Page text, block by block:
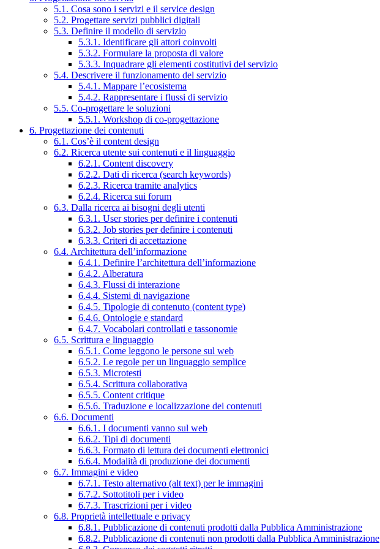
5.1. Cosa sono i servizi e il service design
5.2. Progettare servizi pubblici digitali
5.3. Definire il modello di servizio
5.3.1. Identificare gli attori coinvolti
5.3.2. Formulare la proposta di valore
5.3.3. Inquadrare gli elementi costitutivi del servizio
5.4. Descrivere il funzionamento del servizio
5.4.1. Mappare l’ecosistema
5.4.2. Rappresentare i flussi di servizio
5.5. Co-progettare le soluzioni
5.5.1. Workshop di co-progettazione
6. Progettazione dei contenuti
6.1. Cos’è il content design
6.2. Ricerca utente sui contenuti e il linguaggio
6.2.1. Content discovery
6.2.2. Dati di ricerca (search keywords)
6.2.3. Ricerca tramite analytics
6.2.4. Ricerca sui forum
6.3. Dalla ricerca ai bisogni degli utenti
6.3.1. User stories per definire i contenuti
6.3.2. Job stories per definire i contenuti
6.3.3. Criteri di accettazione
6.4. Architettura dell’informazione
6.4.1. Definire l’architettura dell’informazione
6.4.2. Alberatura
6.4.3. Flussi di interazione
6.4.4. Sistemi di navigazione
6.4.5. Tipologie di contenuto (content type)
6.4.6. Ontologie e standard
6.4.7. Vocabolari controllati e tassonomie
6.5. Scrittura e linguaggio
6.5.1. Come leggono le persone sul web
6.5.2. Le regole per un linguaggio semplice
6.5.3. Microtesti
6.5.4. Scrittura collaborativa
6.5.5. Content critique
6.5.6. Traduzione e localizzazione dei contenuti
6.6. Documenti
6.6.1. I documenti vanno sul web
6.6.2. Tipi di documenti
6.6.3. Formato di lettura dei documenti elettronici
6.6.4. Modalità di produzione dei documenti
6.7. Immagini e video
6.7.1. Testo alternativo (alt text) per le immagini
6.7.2. Sottotitoli per i video
6.7.3. Trascrizioni per i video
6.8. Proprietà intellettuale e privacy
6.8.1. Pubblicazione di contenuti prodotti dalla Pubblica Amministrazione
6.8.2. Pubblicazione di contenuti non prodotti dalla Pubblica Amministrazione